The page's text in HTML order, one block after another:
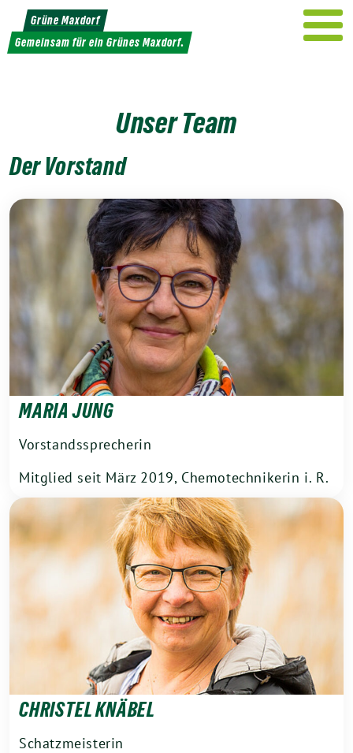
Weiter
zum
Inhalt
Grüne Maxdorf
Gemeinsam für ein Grünes Maxdorf.
Unser Team
Der Vorstand
MARIA JUNG
Vorstandssprecherin
Mitglied seit März 2019, Chemotechnikerin i. R.
CHRISTEL KNÄBEL
Schatzmeisterin